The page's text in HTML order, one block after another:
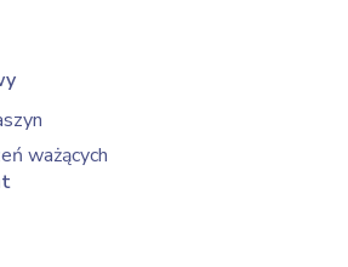
ważących